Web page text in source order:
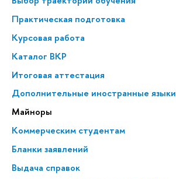
Практическая подготовка
Курсовая работа
Каталог ВКР
Итоговая аттестация
Дополнительные иностранные языки
Майноры
Коммерческим студентам
Бланки заявлений
Выдача справок